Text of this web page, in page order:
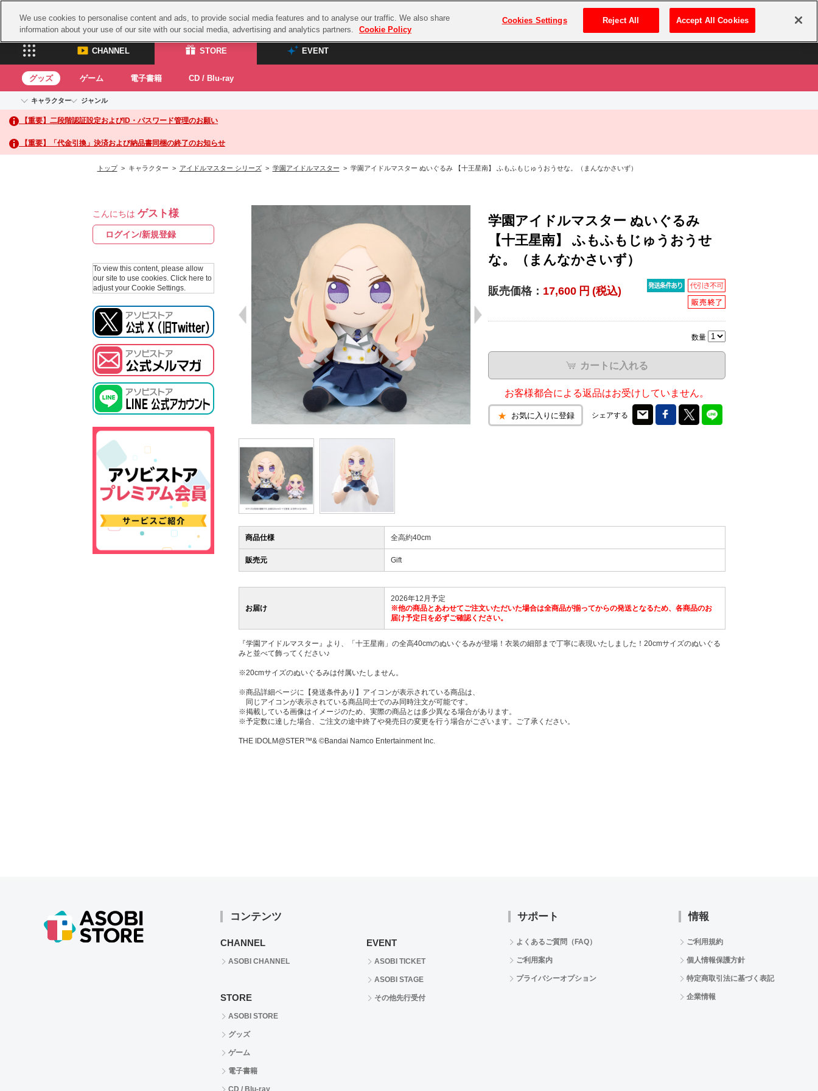
プレミアム会員とは ログイン・新規登録
CHANNEL STORE EVENT
CHANNEL
ASOBI CHANNEL TOP
STORE
ASOBI STORE TOP
グッズ
EVENT
ASOBI STAGE
グッズ ゲーム 電子書籍 CD / Blu-ray
キャラクター
アイドルマスターシリーズ
アイドルマスター
アイドルマスター シンデレラガールズ
アイドルマスター ミリオンライブ！
プロジェクトアイマス ヴイアライヴ
テイルズ オブ シリーズ
ドラゴンボール
ラブライブ！サンシャイン‼
ラブライブ！虹ヶ咲学園スクールアイドル同好会
アイドリッシュセブン
モフモフパレード
ジャンル
イベントグッズ
トイ・ホビー
【重要】二段階認証設定およびID・パスワード管理のお願い
【重要】「代金引換」決済および納品書同梱の終了のお知らせ
トップ> キャラクター > アイドルマスター シリーズ> 学園アイドルマスター > 学園アイドルマスター ぬいぐるみ 【十王星南】 ふもふもじゅうおうせな。（まんなかさいず）
こんにちは ゲスト様
ログイン/新規登録
To view this content, please allow
our site to use cookies. Click here to
adjust your Cookie Settings.
学園アイドルマスター ぬいぐるみ
【十王星南】 ふもふもじゅうおうせ
な。（まんなかさいず）
販売価格： 17,600 円 (税込)
数量
カートに入れる
お客様都合による返品はお受けしていません。
お気に入りに登録 シェアする
商品仕様 全高約40cm
販売元 Gift
お届け
2026年12月予定
※他の商品とあわせてご注文いただいた場合は全商品が揃ってからの発送となるため、各商品のお
届け予定日を必ずご確認ください。
『学園アイドルマスター』より、「十王星南」の全高40cmのぬいぐるみが登場！衣装の細部まで丁寧に表現いたしました！20cmサイズのぬいぐる
みと並べて飾ってください♪
※20cmサイズのぬいぐるみは付属いたしません。
※商品詳細ページに【発送条件あり】アイコンが表示されている商品は、
同じアイコンが表示されている商品同士でのみ同時注文が可能です。
※掲載している画像はイメージのため、実際の商品とは多少異なる場合があります。
※予定数に達した場合、ご注文の途中終了や発売日の変更を行う場合がございます。ご了承ください。
THE IDOLM@STER™& ©Bandai Namco Entertainment Inc.
コンテンツ
CHANNEL
ASOBI CHANNEL
STORE
ASOBI STORE
グッズ
ゲーム
電子書籍
EVENT
ASOBI TICKET
ASOBI STAGE
その他先行受付
サポート
よくあるご質問（FAQ）
ご利用案内
プライバシーオプション
情報
ご利用規約
個人情報保護方針
特定商取引法に基づく表記
企業情報
We use cookies to personalise content and ads, to provide social media features and to analyse our traffic. We also share
information about your use of our site with our social media, advertising and analytics partners.
Cookie Policy
Cookies Settings Reject All Accept All Cookies